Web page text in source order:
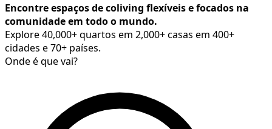
Encontre espaços de coliving flexíveis e focados na
comunidade em todo o mundo.
Explore 40,000+ quartos em 2,000+ casas em 400+
cidades e 70+ países.
Onde é que vai?